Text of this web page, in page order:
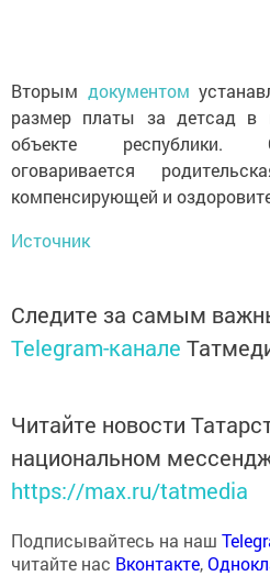
Вторым документом
размер платы за детсад в
объекте республики.
оговаривается
компенсирующей и
Источник
Следите за самым
Telegram-канале
Читайте новости
национальном
https://max.ru/tatmedia
Подписывайтесь на наш
читайте нас Вконтакте,